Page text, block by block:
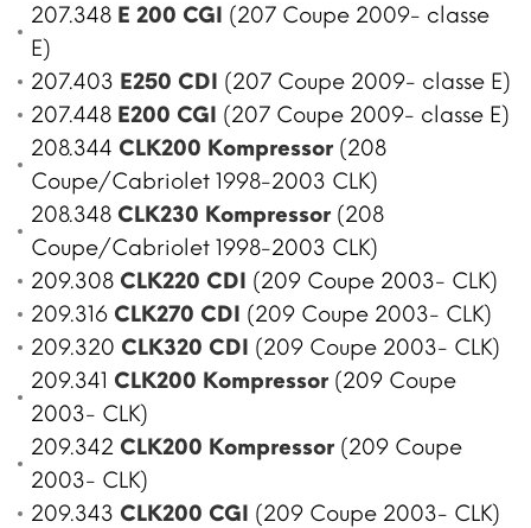
207.348 E 200 CGI (207 Coupe 2009- classe
E)
207.403 E250 CDI (207 Coupe 2009- classe E)
207.448 E200 CGI (207 Coupe 2009- classe E)
208.344 CLK200 Kompressor (208
Coupe/Cabriolet 1998-2003 CLK)
208.348 CLK230 Kompressor (208
Coupe/Cabriolet 1998-2003 CLK)
209.308 CLK220 CDI (209 Coupe 2003- CLK)
209.316 CLK270 CDI (209 Coupe 2003- CLK)
209.320 CLK320 CDI (209 Coupe 2003- CLK)
209.341 CLK200 Kompressor (209 Coupe
2003- CLK)
209.342 CLK200 Kompressor (209 Coupe
2003- CLK)
209.343 CLK200 CGI (209 Coupe 2003- CLK)